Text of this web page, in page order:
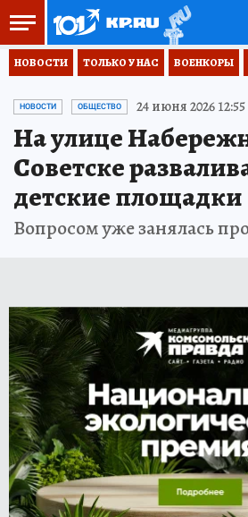
НОВОСТИ ТОЛЬКО У НАС ВОЕНКОРЫ
НОВОСТИ ОБЩЕСТВО 24 июня 2026 12:55
На улице
Советске
детские площадки
Вопросом уже занялась